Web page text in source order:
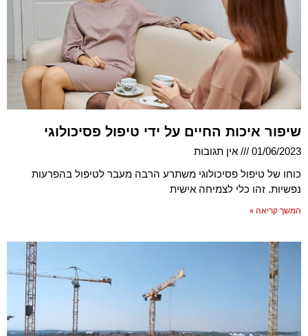
שיפור איכות החיים על ידי טיפול פסיכולוגי
01/06/2023
אין תגובות
כוחו של טיפול פסיכולוגי משתרע הרבה מעבר לטיפול בהפרעות
נפשיות. זהו כלי לצמיחה אישית
המשך קריאה »